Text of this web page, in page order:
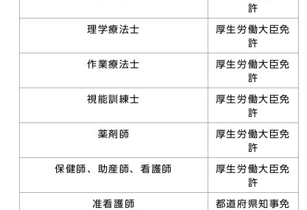
許
理学療法士
厚生労働大臣免
許
作業療法士
厚生労働大臣免
許
視能訓練士
厚生労働大臣免
許
薬剤師
厚生労働大臣免
許
保健師、助産師、看護師
厚生労働大臣免
許
准看護師
都道府県知事免